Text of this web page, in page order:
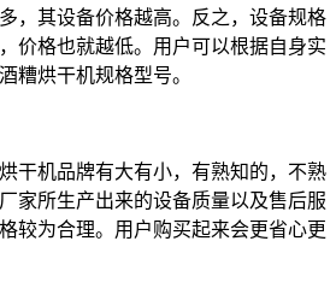
，其设备价格越高。反之，设备规格
价格也就越低。用户可以根据自身实
糟烘干机规格型号。
机品牌有大有小，有熟知的，不熟
家所生产出来的设备质量以及售后服
较为合理。用户购买起来会更省心更